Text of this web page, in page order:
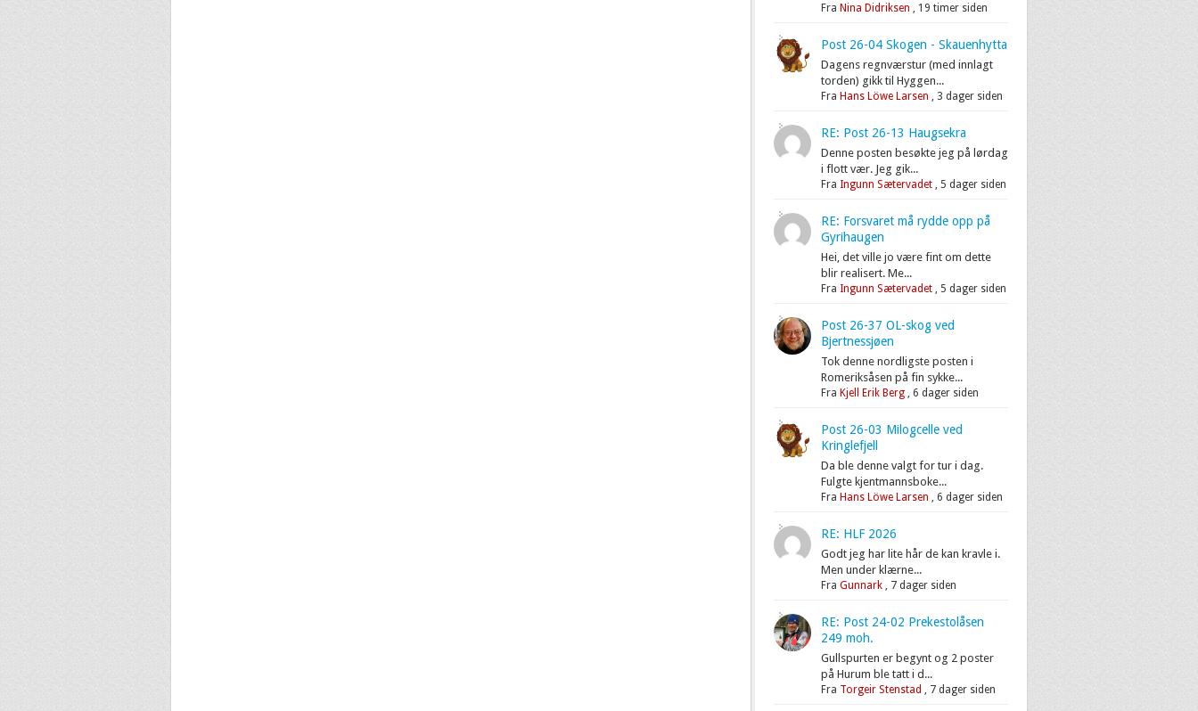
Fra Nina Didriksen , 19 timer siden
Post 26-04 Skogen - Skauenhytta
Dagens regnværstur (med innlagt
torden) gikk til Hyggen...
Fra Hans Löwe Larsen , 3 dager siden
RE: Post 26-13 Haugsekra
Denne posten besøkte jeg på lørdag
i flott vær. Jeg gik...
Fra Ingunn Sætervadet, 5 dager siden
RE: Forsvaret må rydde opp på
Gyrihaugen
Hei, det ville jo være fint om dette
blir realisert. Me...
Fra Ingunn Sætervadet, 5 dager siden
Post 26-37 OL-skog ved
Bjertnessjøen
Tok denne nordligste posten i
Romeriksåsen på fin sykke...
Fra Kjell Erik Berg, 6 dager siden
Post 26-03 Milogcelle ved
Kringlefjell
Da ble denne valgt for tur i dag.
Fulgte kjentmannsboke...
Fra Hans Löwe Larsen , 6 dager siden
RE: HLF 2026
Godt jeg har lite hår de kan kravle i.
Men under klærne...
Fra Gunnark, 7 dager siden
RE: Post 24-02 Prekestolåsen
249 moh.
Gullspurten er begynt og 2 poster
på Hurum ble tatt i d...
Fra Torgeir Stenstad , 7 dager siden